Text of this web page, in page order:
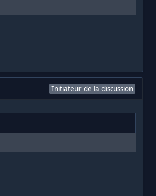
Initiateur de la discussion